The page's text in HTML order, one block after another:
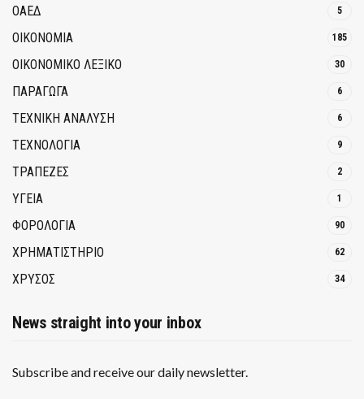
ΟΑΕΔ 5
ΟΙΚΟΝΟΜΙΑ 185
ΟΙΚΟΝΟΜΙΚΟ ΛΕΞΙΚΟ 30
ΠΑΡΑΓΩΓΑ 6
ΤΕΧΝΙΚΗ ΑΝΑΛΥΣΗ 6
ΤΕΧΝΟΛΟΓΙΑ 9
ΤΡΆΠΕΖΕΣ 2
ΥΓΕΙΑ 1
ΦΟΡΟΛΟΓΙΑ 90
ΧΡΗΜΑΤΙΣΤΗΡΙΟ 62
ΧΡΥΣΟΣ 34
News straight into your inbox
Subscribe and receive our daily newsletter.